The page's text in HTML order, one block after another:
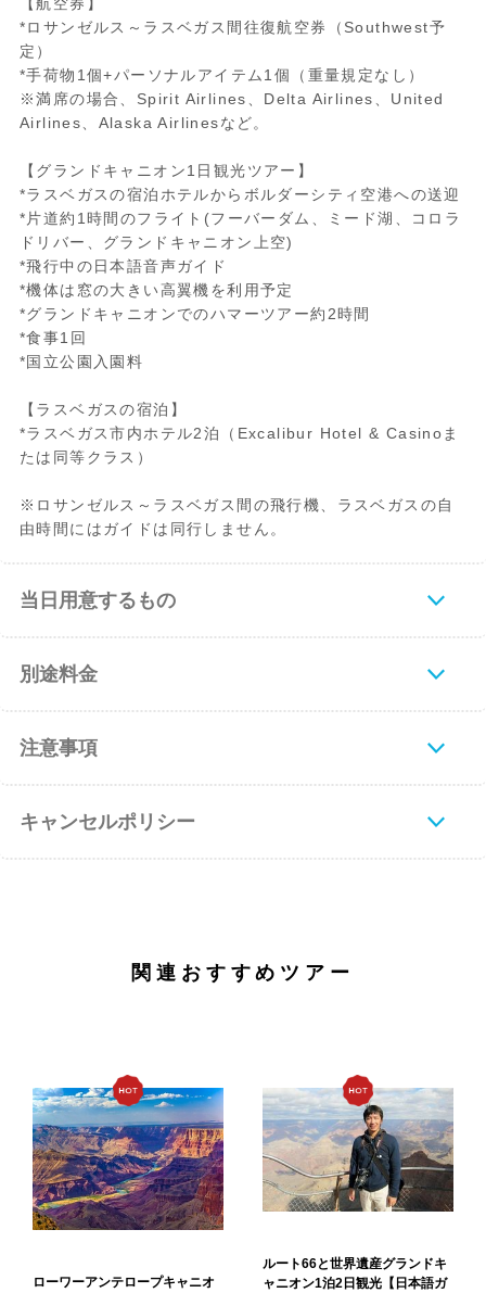
*ロサンゼルス～ラスベガス間往復航空券（Southwest予
定）
*手荷物1個+パーソナルアイテム1個（重量規定なし）
※満席の場合、Spirit Airlines、Delta Airlines、United
Airlines、Alaska Airlinesなど。
【グランドキャニオン1日観光ツアー】
*ラスベガスの宿泊ホテルからボルダーシティ空港への送迎
*片道約1時間のフライト(フーバーダム、ミード湖、コロラ
ドリバー、グランドキャニオン上空)
*飛行中の日本語音声ガイド
*機体は窓の大きい高翼機を利用予定
*グランドキャニオンでのハマーツアー約2時間
*食事1回
*国立公園入園料
【ラスベガスの宿泊】
*ラスベガス市内ホテル2泊（Excalibur Hotel & Casinoま
たは同等クラス）
※ロサンゼルス～ラスベガス間の飛行機、ラスベガスの自
由時間にはガイドは同行しません。
当日用意するもの
別途料金
注意事項
キャンセルポリシー
関連おすすめツアー
ローワーアンテロープキャニオ
ルート66と世界遺産グランドキ
ャニオン1泊2日観光【日本語ガ